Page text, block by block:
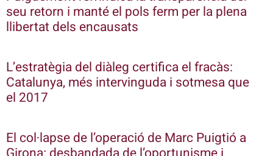
seu retorn i manté el pols ferm per la plena
llibertat dels encausats
L’estratègia del diàleg certifica el fracàs:
Catalunya, més intervinguda i sotmesa que
el 2017
El col·lapse de l’operació de Marc Puigtió a